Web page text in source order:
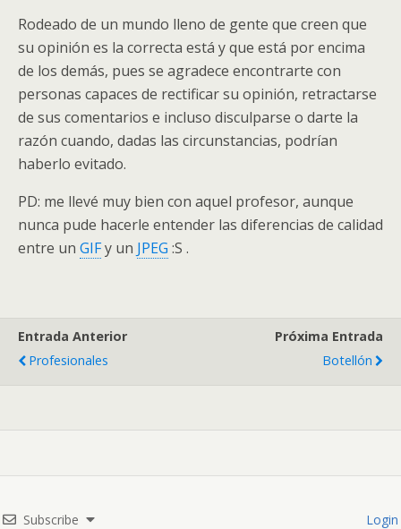
Rodeado de un mundo lleno de gente que creen que
su opinión es la correcta está y que está por encima
de los demás, pues se agradece encontrarte con
personas capaces de rectificar su opinión, retractarse
de sus comentarios e incluso disculparse o darte la
razón cuando, dadas las circunstancias, podrían
haberlo evitado.
PD: me llevé muy bien con aquel profesor, aunque
nunca pude hacerle entender las diferencias de calidad
entre un GIFy un JPEG :S .
Entrada Anterior
Profesionales
Próxima Entrada
Botellón
Subscribe Login